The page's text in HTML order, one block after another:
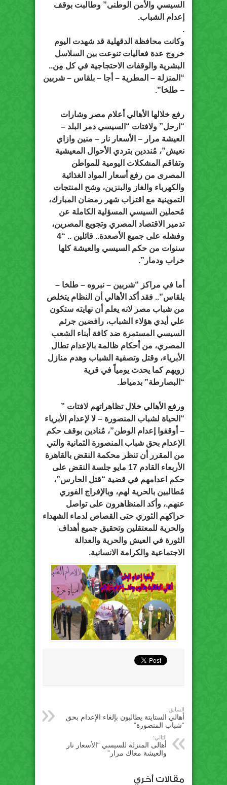
السيسي والأمن الوطنى” وطالبت بوقف
إعدام الشباب.
.
وكانت محافظة الدقهلية قد شهدت اليوم
خروج عدة فعاليات تنوعت بين السلاسل
البشرية والوقفات الاحتجاجية في كل مِن..
“المنزلة – المطرية – أجا – بلقاس – شربين
– طلخا”.
رفع خلالها الأهالي أعلام مصر وشارات
“ارحل” ولافتات “السيسي دمر البلد –
العيشة مرار – الأسعار نار – منين وازاي
نعيش”، مُنددين بتردي الأحوال المعيشية
وتفاقم المشكلات اليومية للمواطن
المصرى من رفع أسعار المواد الغذائية
والكهرباء والغاز والبنزين، وشح المنتجات
التموينية مع اقتراب شهر رمضان المبارك،
مُحملين السيسي المسؤلية الكاملة عن
تدمير الاقتصاد المصري وتجويع المصرين،
وفشله على جميع الأصعدة.. قائلين .. “4
سنوات من حكم السيسي والعيشة كلها
خراب ودمار”.
أما في مراكز “شربين – نبروه – طلخا –
بلقاس”.. فقد أكد الأهالي أن النظام يتخلص
من شباب مصر لانه يعلم أن نهايته ستكون
علي أيدي هؤلاء الشباب، رافضين جرئم
السيسي المستمرة ضد كافة أبناء الشعب
المصري، من أحكام ظالمة بالإعدام تطال
الأبرياء، وقتل وتصفية الشباب وهدم منازل
زويهم كما يحدث يومياً في قرية
“البصارطة” بدمياط.
ورفع الأهالي خلال تظاهراتهم لافتات ”
“الحياة لشباب المنصورة – لا لإعدام الأبرياء
– أوقفوا إعدام الوطن”، مُنادين بوقف حكم
الإعدام بحق شباب المنصورة الثمانية والتي
من المقرر أن تنظر محكمة النقض بالقاهرة
الأربعاء القادم 17 مايو جلسة النقض على
حكم اعدامهم في قضية “قتل الحارس”،
مُطالبين بالحرية لهم، وبالإفراج الفوري
عنهم.، وأكد المنظاهرون على تواصل
حراكهم الثوري حتى القصاص لدماء الشهداء
والحرية للمعتقلين وتحقيق جميع أهداف
الثورة في العيش والحرية والعدالة
الاجتماعية والكرامة الانسانية.
السابق:
أهالي الستايتة يطالبون بإلغاء الإعدام بحق
“شباب المنصورة”
التالي:
أهالى المنزلة للسيسي “الأسعار نار
والعيشة معاك مرار”
مقالات أخري